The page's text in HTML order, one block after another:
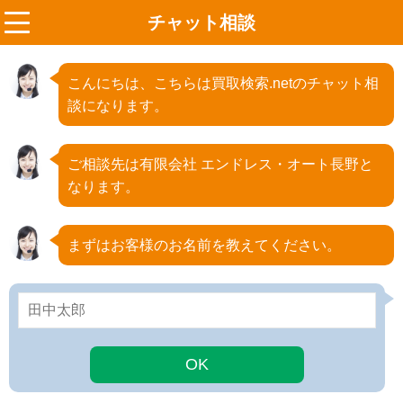
チャット相談
こんにちは、こちらは買取検索.netのチャット相
談になります。
ご相談先は有限会社 エンドレス・オート長野と
なります。
まずはお客様のお名前を教えてください。
OK